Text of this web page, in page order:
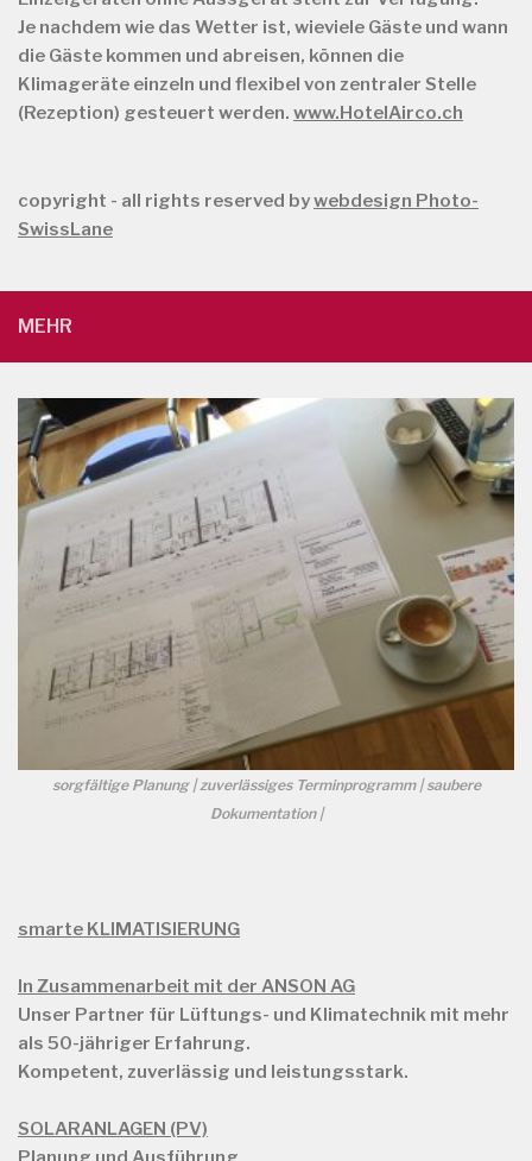
Je nachdem wie das Wetter ist, wieviele Gäste und wann
die Gäste kommen und abreisen, können die
Klimageräte einzeln und flexibel von zentraler Stelle
(Rezeption) gesteuert werden. www.HotelAirco.ch
copyright - all rights reserved bywebdesign Photo-
SwissLane
MEHR
sorgfältige Planung | zuverlässiges Terminprogramm | saubere
Dokumentation |
smarte KLIMATISIERUNG
In Zusammenarbeit mit der ANSON AG
Unser Partner für Lüftungs- und Klimatechnik mit mehr
als 50-jähriger Erfahrung.
Kompetent, zuverlässig und leistungsstark.
SOLARANLAGEN (PV)